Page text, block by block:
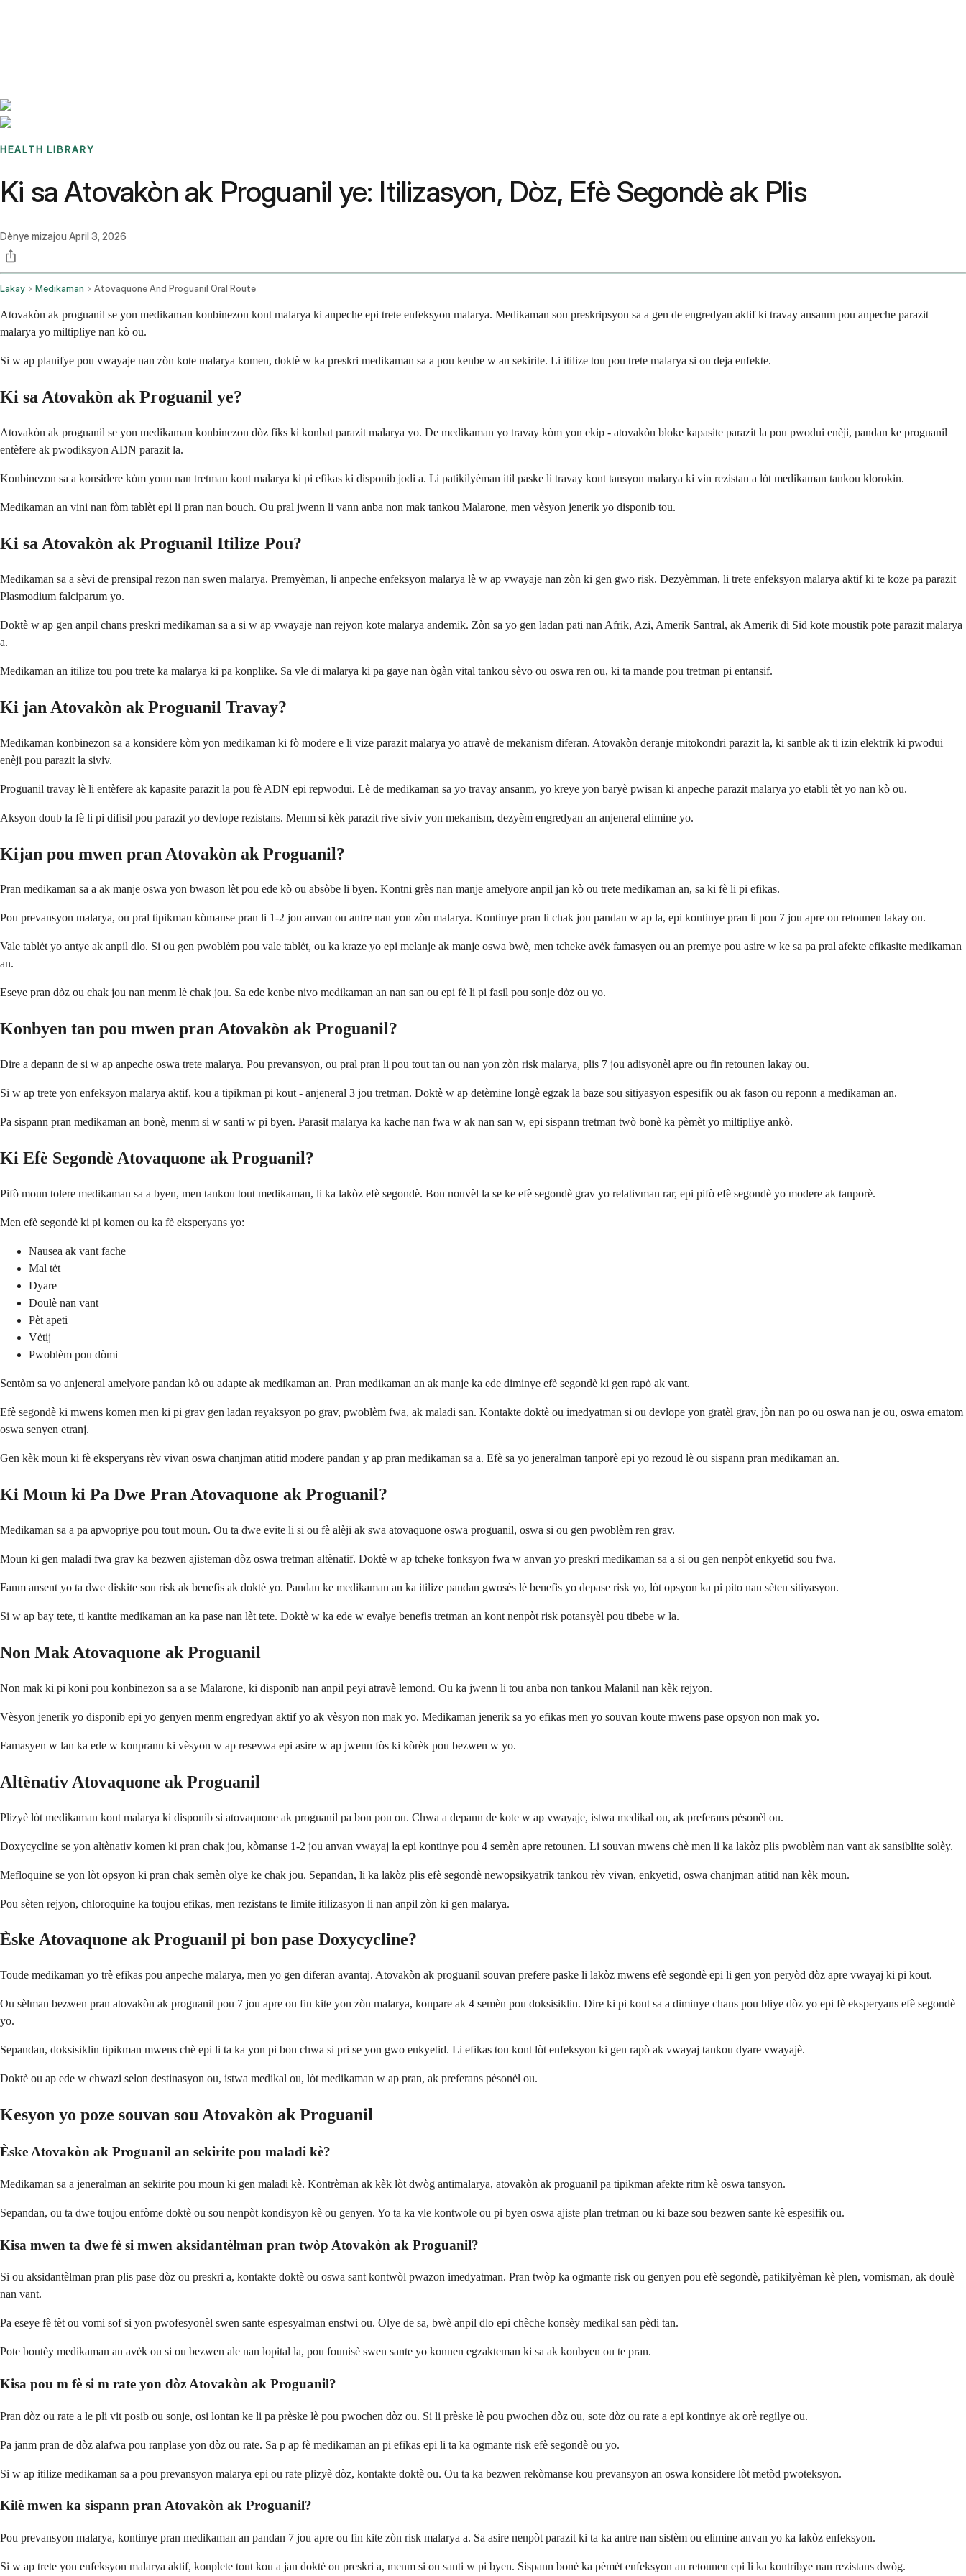
HEALTH LIBRARY
Ki sa Atovakòn ak Proguanil ye: Itilizasyon, Dòz, Efè Segondè ak Plis
Dènye mizajou April 3, 2026
Lakay Medikaman Atovaquone And Proguanil Oral Route
Atovakòn ak proguanil se yon medikaman konbinezon kont malarya ki anpeche epi trete enfeksyon malarya. Medikaman sou preskripsyon sa a gen de engredyan aktif ki travay ansanm pou anpeche parazit
malarya yo miltipliye nan kò ou.
Si w ap planifye pou vwayaje nan zòn kote malarya komen, doktè w ka preskri medikaman sa a pou kenbe w an sekirite. Li itilize tou pou trete malarya si ou deja enfekte.
Ki sa Atovakòn ak Proguanil ye?
Atovakòn ak proguanil se yon medikaman konbinezon dòz fiks ki konbat parazit malarya yo. De medikaman yo travay kòm yon ekip - atovakòn bloke kapasite parazit la pou pwodui enèji, pandan ke proguanil
entèfere ak pwodiksyon ADN parazit la.
Konbinezon sa a konsidere kòm youn nan tretman kont malarya ki pi efikas ki disponib jodi a. Li patikilyèman itil paske li travay kont tansyon malarya ki vin rezistan a lòt medikaman tankou klorokin.
Medikaman an vini nan fòm tablèt epi li pran nan bouch. Ou pral jwenn li vann anba non mak tankou Malarone, men vèsyon jenerik yo disponib tou.
Ki sa Atovakòn ak Proguanil Itilize Pou?
Medikaman sa a sèvi de prensipal rezon nan swen malarya. Premyèman, li anpeche enfeksyon malarya lè w ap vwayaje nan zòn ki gen gwo risk. Dezyèmman, li trete enfeksyon malarya aktif ki te koze pa parazit
Plasmodium falciparum yo.
Doktè w ap gen anpil chans preskri medikaman sa a si w ap vwayaje nan rejyon kote malarya andemik. Zòn sa yo gen ladan pati nan Afrik, Azi, Amerik Santral, ak Amerik di Sid kote moustik pote parazit malarya
a.
Medikaman an itilize tou pou trete ka malarya ki pa konplike. Sa vle di malarya ki pa gaye nan ògàn vital tankou sèvo ou oswa ren ou, ki ta mande pou tretman pi entansif.
Ki jan Atovakòn ak Proguanil Travay?
Medikaman konbinezon sa a konsidere kòm yon medikaman ki fò modere e li vize parazit malarya yo atravè de mekanism diferan. Atovakòn deranje mitokondri parazit la, ki sanble ak ti izin elektrik ki pwodui
enèji pou parazit la siviv.
Proguanil travay lè li entèfere ak kapasite parazit la pou fè ADN epi repwodui. Lè de medikaman sa yo travay ansanm, yo kreye yon baryè pwisan ki anpeche parazit malarya yo etabli tèt yo nan kò ou.
Aksyon doub la fè li pi difisil pou parazit yo devlope rezistans. Menm si kèk parazit rive siviv yon mekanism, dezyèm engredyan an anjeneral elimine yo.
Kijan pou mwen pran Atovakòn ak Proguanil?
Pran medikaman sa a ak manje oswa yon bwason lèt pou ede kò ou absòbe li byen. Kontni grès nan manje amelyore anpil jan kò ou trete medikaman an, sa ki fè li pi efikas.
Pou prevansyon malarya, ou pral tipikman kòmanse pran li 1-2 jou anvan ou antre nan yon zòn malarya. Kontinye pran li chak jou pandan w ap la, epi kontinye pran li pou 7 jou apre ou retounen lakay ou.
Vale tablèt yo antye ak anpil dlo. Si ou gen pwoblèm pou vale tablèt, ou ka kraze yo epi melanje ak manje oswa bwè, men tcheke avèk famasyen ou an premye pou asire w ke sa pa pral afekte efikasite medikaman
an.
Eseye pran dòz ou chak jou nan menm lè chak jou. Sa ede kenbe nivo medikaman an nan san ou epi fè li pi fasil pou sonje dòz ou yo.
Konbyen tan pou mwen pran Atovakòn ak Proguanil?
Dire a depann de si w ap anpeche oswa trete malarya. Pou prevansyon, ou pral pran li pou tout tan ou nan yon zòn risk malarya, plis 7 jou adisyonèl apre ou fin retounen lakay ou.
Si w ap trete yon enfeksyon malarya aktif, kou a tipikman pi kout - anjeneral 3 jou tretman. Doktè w ap detèmine longè egzak la baze sou sitiyasyon espesifik ou ak fason ou reponn a medikaman an.
Pa sispann pran medikaman an bonè, menm si w santi w pi byen. Parasit malarya ka kache nan fwa w ak nan san w, epi sispann tretman twò bonè ka pèmèt yo miltipliye ankò.
Ki Efè Segondè Atovaquone ak Proguanil?
Pifò moun tolere medikaman sa a byen, men tankou tout medikaman, li ka lakòz efè segondè. Bon nouvèl la se ke efè segondè grav yo relativman rar, epi pifò efè segondè yo modere ak tanporè.
Men efè segondè ki pi komen ou ka fè eksperyans yo:
Nausea ak vant fache
Mal tèt
Dyare
Doulè nan vant
Pèt apeti
Vètij
Pwoblèm pou dòmi
Sentòm sa yo anjeneral amelyore pandan kò ou adapte ak medikaman an. Pran medikaman an ak manje ka ede diminye efè segondè ki gen rapò ak vant.
Efè segondè ki mwens komen men ki pi grav gen ladan reyaksyon po grav, pwoblèm fwa, ak maladi san. Kontakte doktè ou imedyatman si ou devlope yon gratèl grav, jòn nan po ou oswa nan je ou, oswa ematom
oswa senyen etranj.
Gen kèk moun ki fè eksperyans rèv vivan oswa chanjman atitid modere pandan y ap pran medikaman sa a. Efè sa yo jeneralman tanporè epi yo rezoud lè ou sispann pran medikaman an.
Ki Moun ki Pa Dwe Pran Atovaquone ak Proguanil?
Medikaman sa a pa apwopriye pou tout moun. Ou ta dwe evite li si ou fè alèji ak swa atovaquone oswa proguanil, oswa si ou gen pwoblèm ren grav.
Moun ki gen maladi fwa grav ka bezwen ajisteman dòz oswa tretman altènatif. Doktè w ap tcheke fonksyon fwa w anvan yo preskri medikaman sa a si ou gen nenpòt enkyetid sou fwa.
Fanm ansent yo ta dwe diskite sou risk ak benefis ak doktè yo. Pandan ke medikaman an ka itilize pandan gwosès lè benefis yo depase risk yo, lòt opsyon ka pi pito nan sèten sitiyasyon.
Si w ap bay tete, ti kantite medikaman an ka pase nan lèt tete. Doktè w ka ede w evalye benefis tretman an kont nenpòt risk potansyèl pou tibebe w la.
Non Mak Atovaquone ak Proguanil
Non mak ki pi koni pou konbinezon sa a se Malarone, ki disponib nan anpil peyi atravè lemond. Ou ka jwenn li tou anba non tankou Malanil nan kèk rejyon.
Vèsyon jenerik yo disponib epi yo genyen menm engredyan aktif yo ak vèsyon non mak yo. Medikaman jenerik sa yo efikas men yo souvan koute mwens pase opsyon non mak yo.
Famasyen w lan ka ede w konprann ki vèsyon w ap resevwa epi asire w ap jwenn fòs ki kòrèk pou bezwen w yo.
Altènativ Atovaquone ak Proguanil
Plizyè lòt medikaman kont malarya ki disponib si atovaquone ak proguanil pa bon pou ou. Chwa a depann de kote w ap vwayaje, istwa medikal ou, ak preferans pèsonèl ou.
Doxycycline se yon altènativ komen ki pran chak jou, kòmanse 1-2 jou anvan vwayaj la epi kontinye pou 4 semèn apre retounen. Li souvan mwens chè men li ka lakòz plis pwoblèm nan vant ak sansiblite solèy.
Mefloquine se yon lòt opsyon ki pran chak semèn olye ke chak jou. Sepandan, li ka lakòz plis efè segondè newopsikyatrik tankou rèv vivan, enkyetid, oswa chanjman atitid nan kèk moun.
Pou sèten rejyon, chloroquine ka toujou efikas, men rezistans te limite itilizasyon li nan anpil zòn ki gen malarya.
Èske Atovaquone ak Proguanil pi bon pase Doxycycline?
Toude medikaman yo trè efikas pou anpeche malarya, men yo gen diferan avantaj. Atovakòn ak proguanil souvan prefere paske li lakòz mwens efè segondè epi li gen yon peryòd dòz apre vwayaj ki pi kout.
Ou sèlman bezwen pran atovakòn ak proguanil pou 7 jou apre ou fin kite yon zòn malarya, konpare ak 4 semèn pou doksisiklin. Dire ki pi kout sa a diminye chans pou bliye dòz yo epi fè eksperyans efè segondè
yo.
Sepandan, doksisiklin tipikman mwens chè epi li ta ka yon pi bon chwa si pri se yon gwo enkyetid. Li efikas tou kont lòt enfeksyon ki gen rapò ak vwayaj tankou dyare vwayajè.
Doktè ou ap ede w chwazi selon destinasyon ou, istwa medikal ou, lòt medikaman w ap pran, ak preferans pèsonèl ou.
Kesyon yo poze souvan sou Atovakòn ak Proguanil
Èske Atovakòn ak Proguanil an sekirite pou maladi kè?
Medikaman sa a jeneralman an sekirite pou moun ki gen maladi kè. Kontrèman ak kèk lòt dwòg antimalarya, atovakòn ak proguanil pa tipikman afekte ritm kè oswa tansyon.
Sepandan, ou ta dwe toujou enfòme doktè ou sou nenpòt kondisyon kè ou genyen. Yo ta ka vle kontwole ou pi byen oswa ajiste plan tretman ou ki baze sou bezwen sante kè espesifik ou.
Kisa mwen ta dwe fè si mwen aksidantèlman pran twòp Atovakòn ak Proguanil?
Si ou aksidantèlman pran plis pase dòz ou preskri a, kontakte doktè ou oswa sant kontwòl pwazon imedyatman. Pran twòp ka ogmante risk ou genyen pou efè segondè, patikilyèman kè plen, vomisman, ak doulè
nan vant.
Pa eseye fè tèt ou vomi sof si yon pwofesyonèl swen sante espesyalman enstwi ou. Olye de sa, bwè anpil dlo epi chèche konsèy medikal san pèdi tan.
Pote boutèy medikaman an avèk ou si ou bezwen ale nan lopital la, pou founisè swen sante yo konnen egzakteman ki sa ak konbyen ou te pran.
Kisa pou m fè si m rate yon dòz Atovakòn ak Proguanil?
Pran dòz ou rate a le pli vit posib ou sonje, osi lontan ke li pa prèske lè pou pwochen dòz ou. Si li prèske lè pou pwochen dòz ou, sote dòz ou rate a epi kontinye ak orè regilye ou.
Pa janm pran de dòz alafwa pou ranplase yon dòz ou rate. Sa p ap fè medikaman an pi efikas epi li ta ka ogmante risk efè segondè ou yo.
Si w ap itilize medikaman sa a pou prevansyon malarya epi ou rate plizyè dòz, kontakte doktè ou. Ou ta ka bezwen rekòmanse kou prevansyon an oswa konsidere lòt metòd pwoteksyon.
Kilè mwen ka sispann pran Atovakòn ak Proguanil?
Pou prevansyon malarya, kontinye pran medikaman an pandan 7 jou apre ou fin kite zòn risk malarya a. Sa asire nenpòt parazit ki ta ka antre nan sistèm ou elimine anvan yo ka lakòz enfeksyon.
Si w ap trete yon enfeksyon malarya aktif, konplete tout kou a jan doktè ou preskri a, menm si ou santi w pi byen. Sispann bonè ka pèmèt enfeksyon an retounen epi li ka kontribye nan rezistans dwòg.